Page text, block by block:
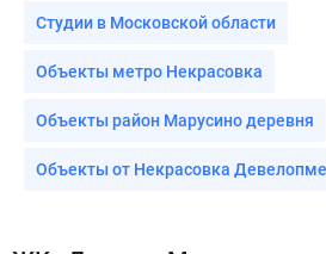
Студии в Московской области
Объекты метро Некрасовка
Объекты район Марусино деревня
Объекты от Некрасовка